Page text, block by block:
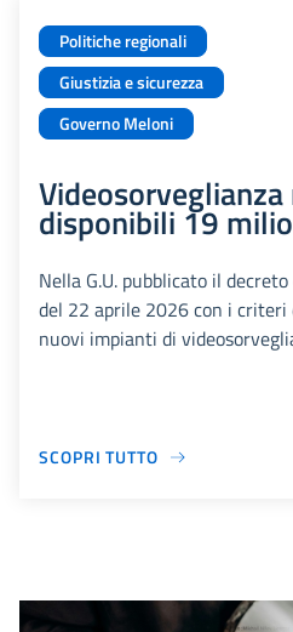
Politiche regionali
Giustizia e sicurezza
Governo Meloni
Videosorveglianza
disponibili 19
Nella G.U. pubblicato il
del 22 aprile 2026 con i
nuovi impianti di
SCOPRI TUTTO